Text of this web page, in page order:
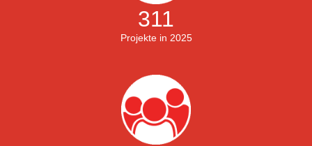
311
Projekte in 2025